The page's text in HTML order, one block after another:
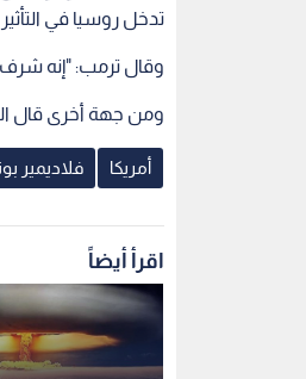
تدخل روسيا في التأثير على انتخابات
وقال ترمب: "إنه شرف
ومن جهة أخرى قال
أمريكا فلاديمير
اقرأ أيضاً